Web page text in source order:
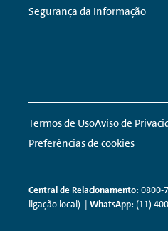
Navigation
Segurança da Informação
Termos de UsoAviso de
Preferências de cookies
Links
Central de Relacionamento: 0800-
ligação local) | WhatsApp: (11)